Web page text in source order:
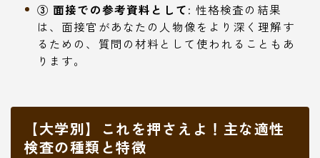
③ 面接での参考資料として: 性格検査の結果
は、面接官があなたの人物像をより深く理解す
るための、質問の材料として使われることもあ
ります。
【大学別】これを押さえよ！主な適性
検査の種類と特徴